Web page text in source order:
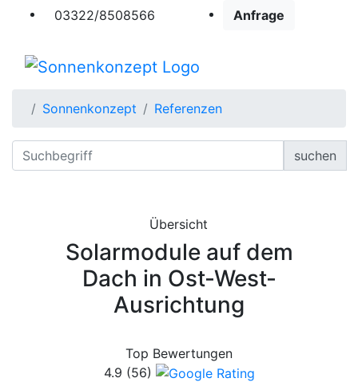
03322/8508566 Anfrage
Sonnenkonzept Referenzen
suchen
Übersicht
Solarmodule auf dem
Dach in Ost-West-
Ausrichtung
Top Bewertungen
4.9 (56)